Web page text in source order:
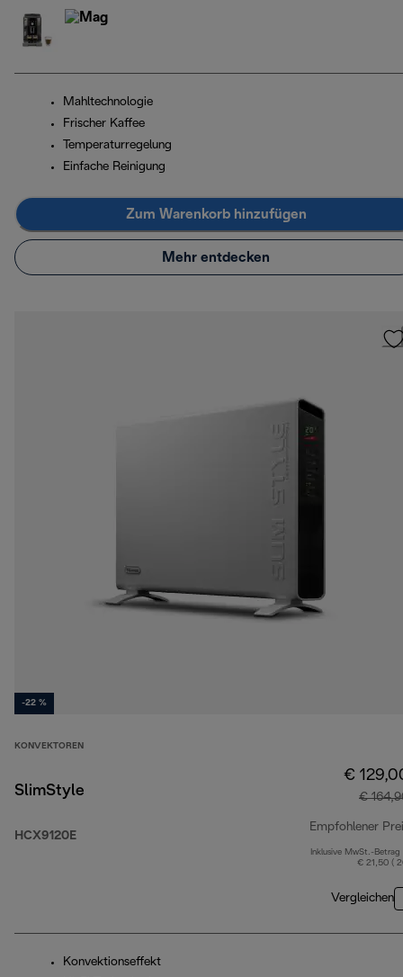
Mahltechnologie
Frischer Kaffee
Temperaturregelung
Einfache Reinigung
Zum Warenkorb hinzufügen
Mehr entdecken
-22 %
KONVEKTOREN
SlimStyle
HCX9120E
€
€
Empfohlener
Inklusive MwSt.-Betrag
€ 21,50 (
Vergleichen
Konvektionseffekt